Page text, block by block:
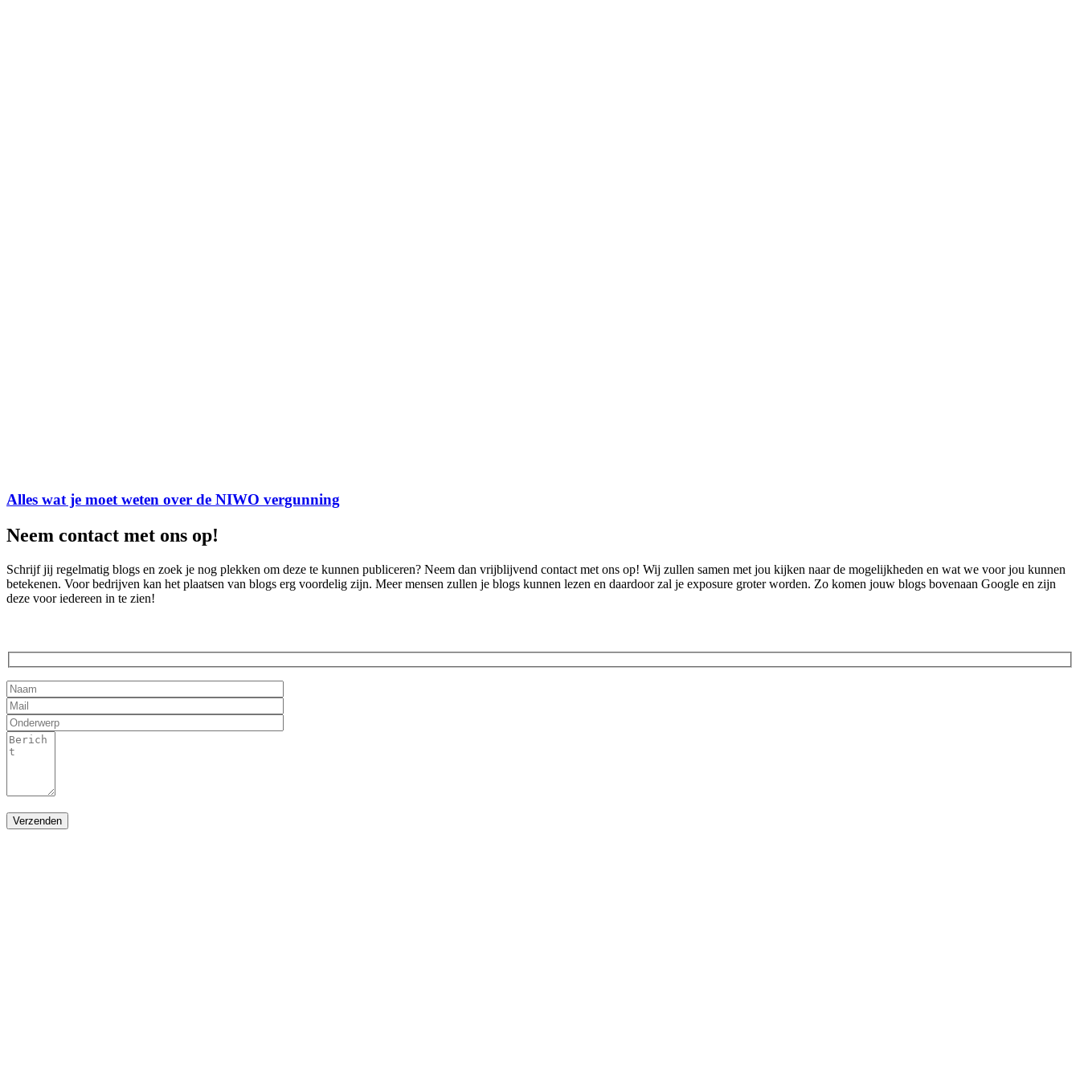
Alles wat je moet weten over de NIWO vergunning
Neem contact met ons op!
Schrijf jij regelmatig blogs en zoek je nog plekken om deze te kunnen publiceren? Neem dan vrijblijvend contact met ons op! Wij zullen samen met jou kijken naar de mogelijkheden en wat we voor jou kunnen
betekenen. Voor bedrijven kan het plaatsen van blogs erg voordelig zijn. Meer mensen zullen je blogs kunnen lezen en daardoor zal je exposure groter worden. Zo komen jouw blogs bovenaan Google en zijn
deze voor iedereen in te zien!